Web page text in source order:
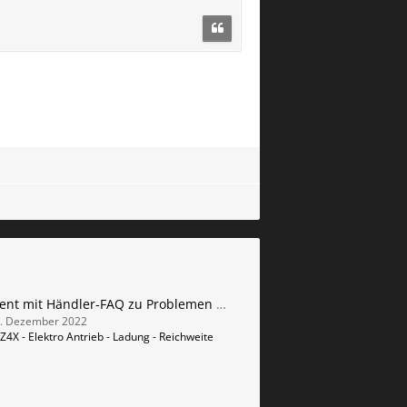
Dokument mit Händler-FAQ zu Problemen beim Bz4x aus Finnland
Dezember 2022
- Elektro Antrieb - Ladung - Reichweite